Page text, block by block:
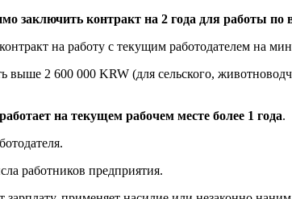
заключить контракт на 2 года для работы по
на работу с текущим работодателем на
выше 2 600 000 KRW (для сельского,
на текущем рабочем месте более 1 года.
работников предприятия.